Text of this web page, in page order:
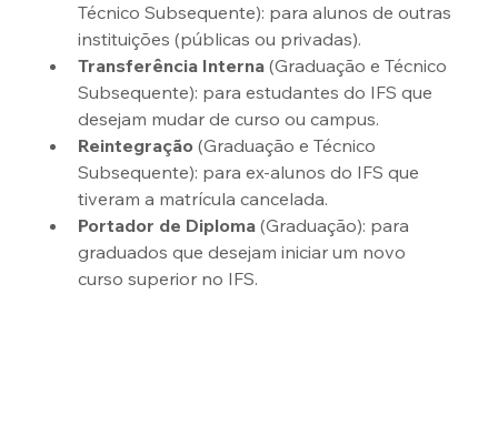
Técnico Subsequente): para alunos de outras
instituições (públicas ou privadas).
Transferência Interna (Graduação e Técnico
Subsequente): para estudantes do IFS que
desejam mudar de curso ou campus.
Reintegração (Graduação e Técnico
Subsequente): para ex-alunos do IFS que
tiveram a matrícula cancelada.
Portador de Diploma (Graduação): para
graduados que desejam iniciar um novo
curso superior no IFS.